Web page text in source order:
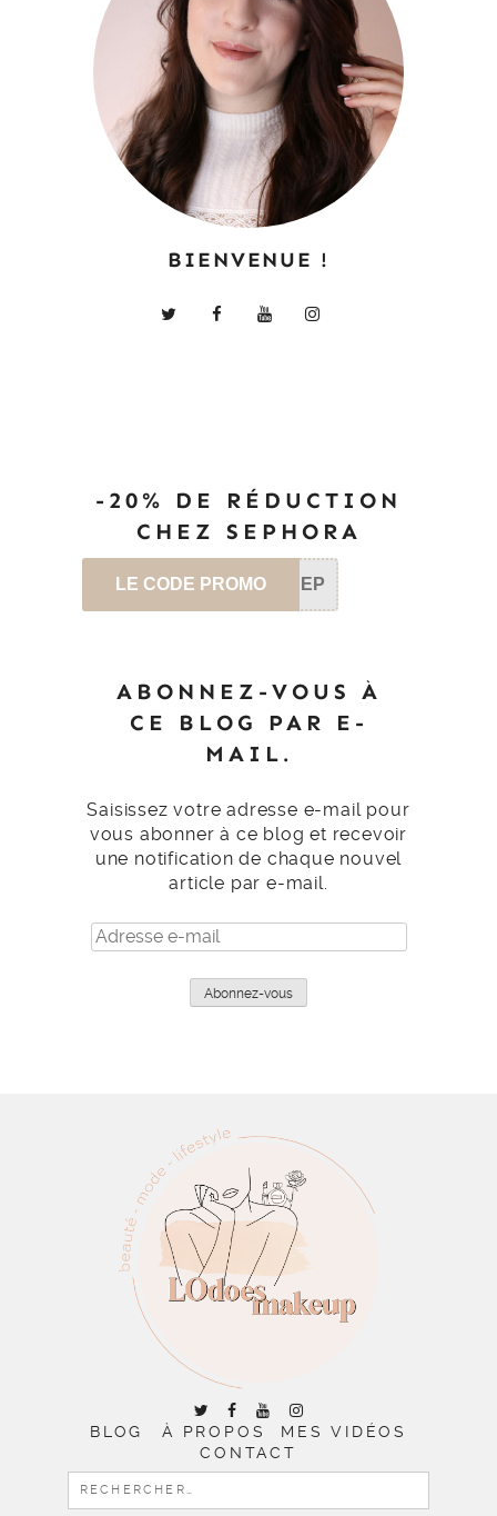
BIENVENUE !
-20% DE RÉDUCTION
CHEZ SEPHORA
LE CODE PROMO SEP
ABONNEZ-VOUS À
CE BLOG PAR E-
MAIL.
Saisissez votre adresse e-mail pour
vous abonner à ce blog et recevoir
une notification de chaque nouvel
article par e-mail.
Adresse
e-
Abonnez-vous
BLOG À PROPOS
MES VIDÉOS
CONTACT
RECHERCHER :